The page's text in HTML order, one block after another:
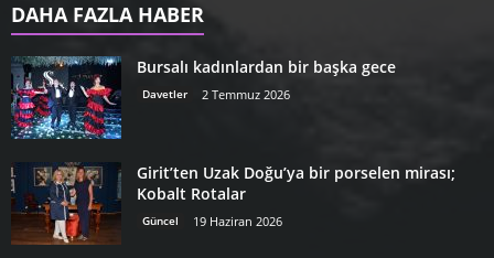
DAHA FAZLA HABER
Bursalı kadınlardan bir başka gece
Davetler 2 Temmuz 2026
Girit’ten Uzak Doğu’ya bir porselen mirası;
Kobalt Rotalar
Güncel 19 Haziran 2026